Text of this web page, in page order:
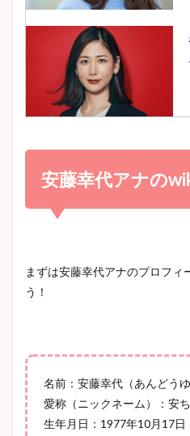
安藤幸代アナの
まずは安藤幸代アナのプロフィ
う！
名前： 安藤幸代（あんどうゆ
愛称（ニックネーム）：安
生年月日：1977年10月17日